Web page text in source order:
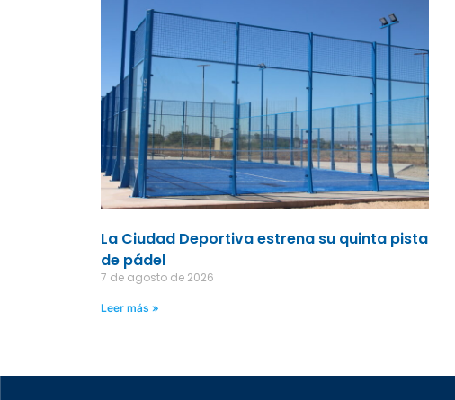
La Ciudad Deportiva estrena su quinta pista
de pádel
7 de agosto de 2026
Leer más »